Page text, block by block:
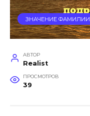
ЗНАЧЕНИЕ ФАМИЛИИ
АВТОР
Realist
ПРОСМОТРОВ
39